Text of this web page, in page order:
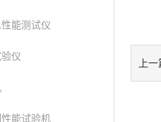
能测试仪
仪
能试验机
上一